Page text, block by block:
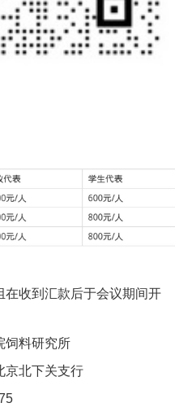
收到汇款后于会议期间开
饲料研究所
京北下关支行